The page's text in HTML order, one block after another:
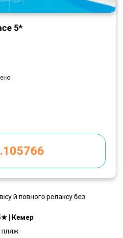
5*
й повного релаксу без
| Кемер
пляж